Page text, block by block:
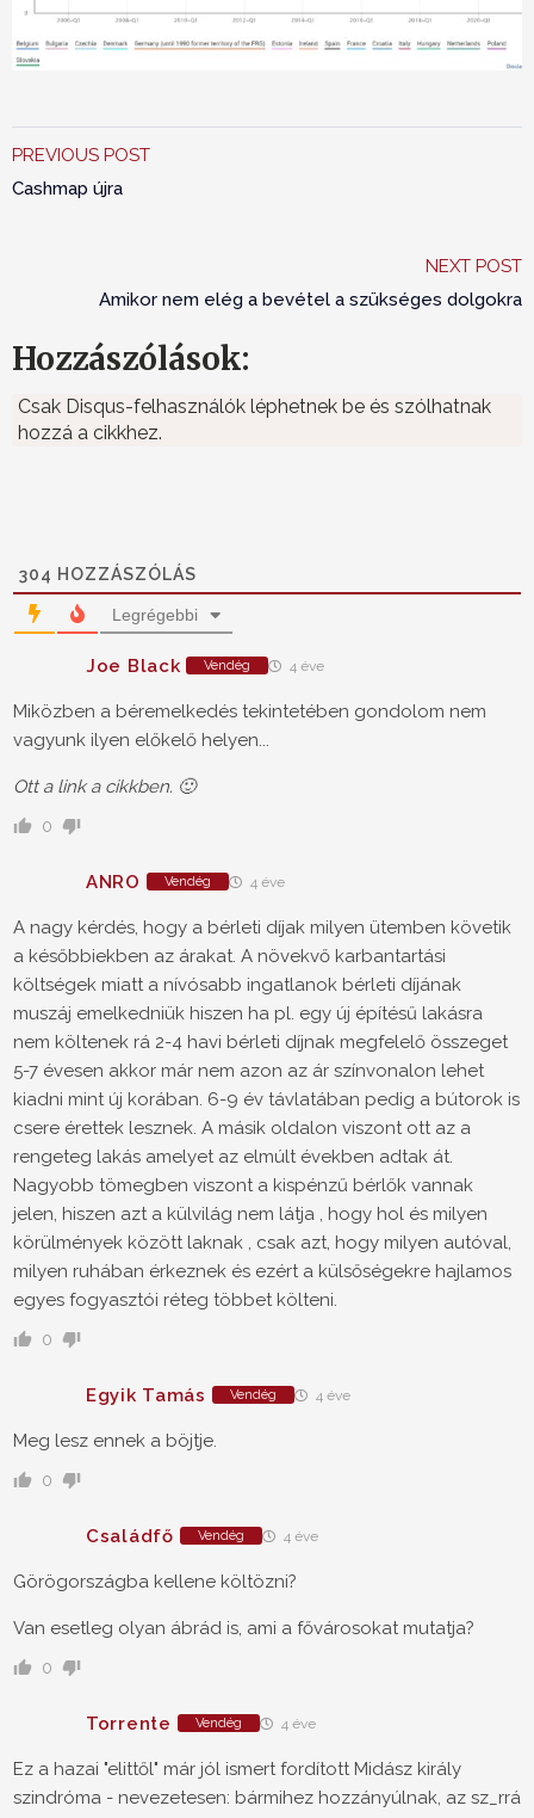
PREVIOUS POST
Cashmap újra
NEXT POST
Amikor nem elég a bevétel a szükséges dolgokra
Hozzászólások:
Csak Disqus-felhasználók léphetnek be és szólhatnak
hozzá a cikkhez.
304 HOZZÁSZÓLÁS
Legrégebbi
Joe Black Vendég 4 éve
Miközben a béremelkedés tekintetében gondolom nem
vagyunk ilyen előkelő helyen...
Ott a link a cikkben. 🙂
0
ANRO Vendég 4 éve
A nagy kérdés, hogy a bérleti díjak milyen ütemben követik
a későbbiekben az árakat. A növekvő karbantartási
költségek miatt a nívósabb ingatlanok bérleti díjának
muszáj emelkedniük hiszen ha pl. egy új építésű lakásra
nem költenek rá 2-4 havi bérleti díjnak megfelelő összeget
5-7 évesen akkor már nem azon az ár színvonalon lehet
kiadni mint új korában. 6-9 év távlatában pedig a bútorok is
csere érettek lesznek. A másik oldalon viszont ott az a
rengeteg lakás amelyet az elmúlt években adtak át.
Nagyobb tömegben viszont a kispénzű bérlők vannak
jelen, hiszen azt a külvilág nem látja , hogy hol és milyen
körülmények között laknak , csak azt, hogy milyen autóval,
milyen ruhában érkeznek és ezért a külsőségekre hajlamos
egyes fogyasztói réteg többet költeni.
0
Egyik Tamás Vendég 4 éve
Meg lesz ennek a böjtje.
0
Családfő Vendég 4 éve
Görögországba kellene költözni?
Van esetleg olyan ábrád is, ami a fővárosokat mutatja?
0
Torrente Vendég 4 éve
Ez a hazai "elittől" már jól ismert fordított Midász király
szindróma - nevezetesen: bármihez hozzányúlnak, az sz_rrá